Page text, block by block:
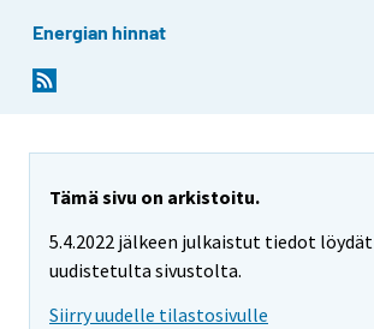
Energian hinnat
Tämä sivu on arkistoitu.
5.4.2022 jälkeen julkaistut tiedot löydät
uudistetulta sivustolta.
Siirry uudelle tilastosivulle